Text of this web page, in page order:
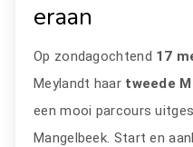
eraan
Op zondagochtend 17
Meylandt haar tweede
een mooi parcours
Mangelbeek. Start en